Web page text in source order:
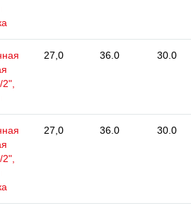
27,0 36.0 30.0
27,0 36.0 30.0